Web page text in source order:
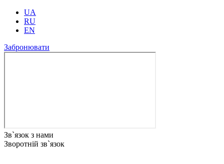
UA
RU
EN
Забронювати
Зв`язок з нами
Зворотній зв`язок